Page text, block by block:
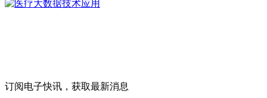
订阅电子快讯，获取最新消息